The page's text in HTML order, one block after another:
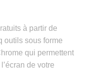
à partir de
outils sous forme
qui permettent
de votre